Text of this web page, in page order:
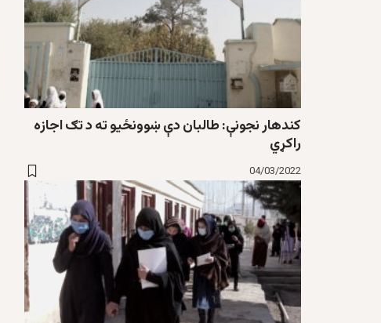
کندهار نجونې: طالبان دې ښوونځیو ته د تګ اجازه
راکړي
04/03/2022